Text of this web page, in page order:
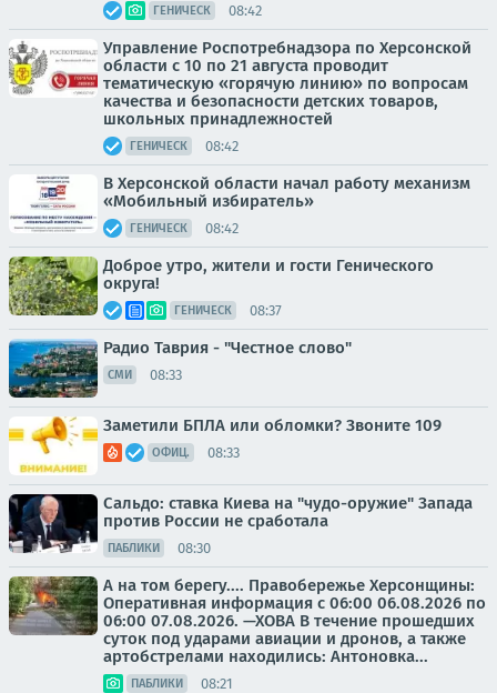
ГЕНИЧЕСК 08:42
Управление Роспотребнадзора по Херсонской
области с 10 по 21 августа проводит
тематическую «горячую линию» по вопросам
качества и безопасности детских товаров,
школьных принадлежностей
ГЕНИЧЕСК 08:42
В Херсонской области начал работу механизм
«Мобильный избиратель»
ГЕНИЧЕСК 08:42
Доброе утро, жители и гости Генического
округа!
ГЕНИЧЕСК 08:37
Радио Таврия - "Честное слово"
СМИ 08:33
Заметили БПЛА или обломки? Звоните 109
ОФИЦ. 08:33
Сальдо: ставка Киева на "чудо-оружие" Запада
против России не сработала
ПАБЛИКИ 08:30
А на том берегу.... Правобережье Херсонщины:
Оперативная информация с 06:00 06.08.2026 по
06:00 07.08.2026. —ХОВА В течение прошедших
суток под ударами авиации и дронов, а также
артобстрелами находились: Антоновка...
ПАБЛИКИ 08:21